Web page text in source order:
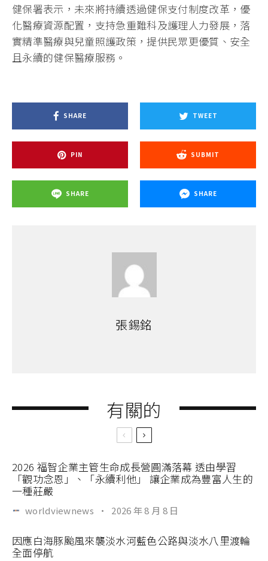
健保署表示，未來將持續透過健保支付制度改革，優
化醫療資源配置，支持急重難科及護理人力發展，落
實精準醫療與兒童照護政策，提供民眾更優質、安全
且永續的健保醫療服務。
SHARE TWEET
PIN SUBMIT
SHARE SHARE
張錫銘
有關的
2026 福智企業主管生命成長營圓滿落幕 透由學習
「觀功念恩」、「永續利他」 讓企業成為豐富人生的
一種莊嚴
worldviewnews · 2026 年 8 月 8 日
因應白海豚颱風來襲淡水河藍色公路與淡水八里渡輪
全面停航